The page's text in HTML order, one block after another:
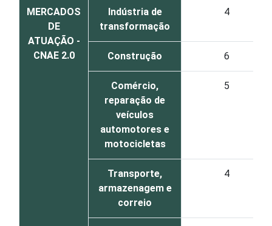
MERCADOS
DE
ATUAÇÃO -
CNAE 2.0
Indústria de
transformação
4
Construção 6
Comércio,
reparação de
veículos
automotores e
motocicletas
5
Transporte,
armazenagem e
correio
4